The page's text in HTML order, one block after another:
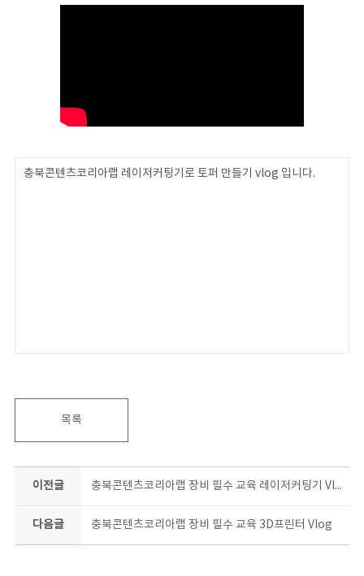
충북콘텐츠코리아랩 레이저커팅기로 토퍼 만들기 vlog 입니다.
목록
이전글 충북콘텐츠코리아랩 장비 필수 교육 레이저커팅기 Vlog
다음글 충북콘텐츠코리아랩 장비 필수 교육 3D프린터 Vlog